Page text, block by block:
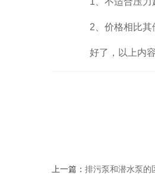
2、价格相比其
好了，以上内容
上一篇： 排污泵和潜水泵的